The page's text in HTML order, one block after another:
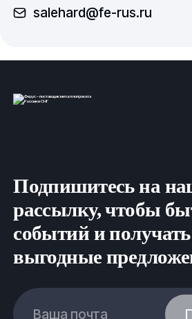
salehard@fe-rus.ru
Подпишитесь на
рассылку, чтобы
событий и
выгодные
Ваша почта